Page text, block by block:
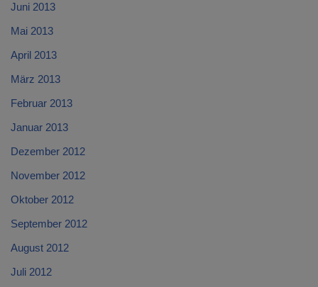
Juni 2013
Mai 2013
April 2013
März 2013
Februar 2013
Januar 2013
Dezember 2012
November 2012
Oktober 2012
September 2012
August 2012
Juli 2012